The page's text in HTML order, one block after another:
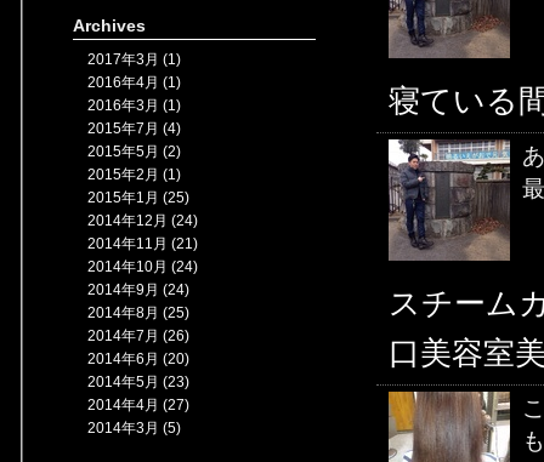
寝ている
スチーム
口美容室
Archives
2017年3月 (1)
2016年4月 (1)
2016年3月 (1)
2015年7月 (4)
2015年5月 (2)
2015年2月 (1)
2015年1月 (25)
2014年12月 (24)
2014年11月 (21)
2014年10月 (24)
2014年9月 (24)
2014年8月 (25)
2014年7月 (26)
2014年6月 (20)
2014年5月 (23)
2014年4月 (27)
2014年3月 (5)